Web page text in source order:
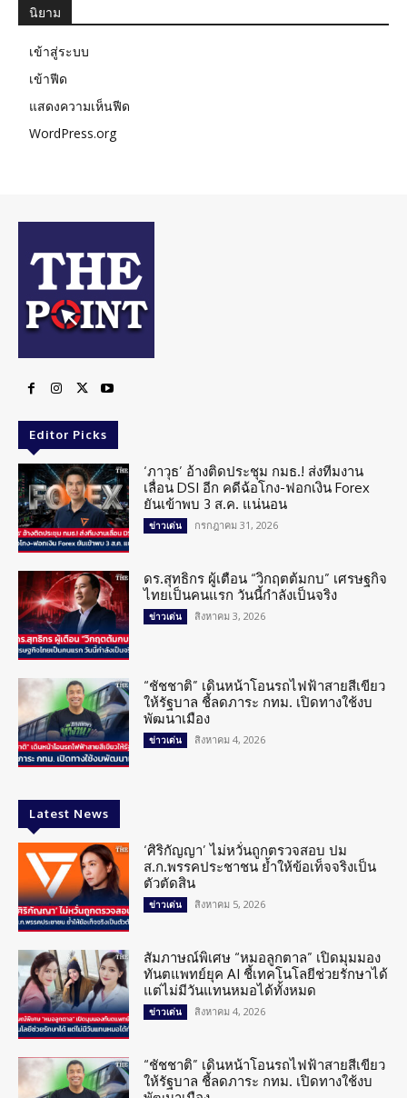
นิยาม
เข้าสู่ระบบ
เข้าฟีด
แสดงความเห็นฟีด
WordPress.org
Editor Picks
‘ภาวุธ’ อ้างติดประชุม กมธ.! ส่งทีมงาน
เลื่อน DSI อีก คดีฉ้อโกง-ฟอกเงิน Forex
ยันเข้าพบ 3 ส.ค. แน่นอน
ข่าวเด่น กรกฎาคม 31, 2026
ดร.สุทธิกร ผู้เตือน “วิกฤตต้มกบ” เศรษฐกิจ
ไทยเป็นคนแรก วันนี้กำลังเป็นจริง
ข่าวเด่น สิงหาคม 3, 2026
“ชัชชาติ” เดินหน้าโอนรถไฟฟ้าสายสีเขียว
ให้รัฐบาล ชี้ลดภาระ กทม. เปิดทางใช้งบ
พัฒนาเมือง
ข่าวเด่น สิงหาคม 4, 2026
Latest News
‘ศิริกัญญา’ ไม่หวั่นถูกตรวจสอบ ปม
ส.ก.พรรคประชาชน ย้ำให้ข้อเท็จจริงเป็น
ตัวตัดสิน
ข่าวเด่น สิงหาคม 5, 2026
สัมภาษณ์พิเศษ “หมอลูกตาล” เปิดมุมมอง
ทันตแพทย์ยุค AI ชี้เทคโนโลยีช่วยรักษาได้
แต่ไม่มีวันแทนหมอได้ทั้งหมด
ข่าวเด่น สิงหาคม 4, 2026
“ชัชชาติ” เดินหน้าโอนรถไฟฟ้าสายสีเขียว
ให้รัฐบาล ชี้ลดภาระ กทม. เปิดทางใช้งบ